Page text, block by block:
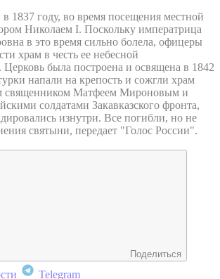
1837 году, во время посещения местной
Николаем I. Поскольку императрица
в это время сильно болела, офицеры
храм в честь ее небесной
была построена и освящена в 1842
напали на крепость и сожгли храм
священником Матфеем Мироновым и
солдатами Закавказского фронта,
изнутри. Все погибли, но не
святыни, передает "Голос России".
Поделиться
Telegram